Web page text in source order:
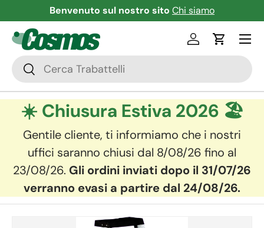
Skip to content
sul nostro sitoChi siamo Scopri la nuova
Search
Search
Log inCart
Menu
☀️ Chiusura Estiva 2026 🏖️
Gentile cliente, ti informiamo che i nostri
uffici saranno chiusi dal 8/08/26 fino al
23/08/26. Gli ordini inviati dopo il 31/07/26
verranno evasi a partire dal 24/08/26.